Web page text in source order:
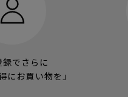
録でさらに
にお買い物を」